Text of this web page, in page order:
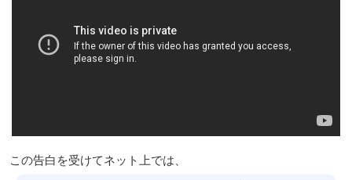
この告白を受けてネット上では、